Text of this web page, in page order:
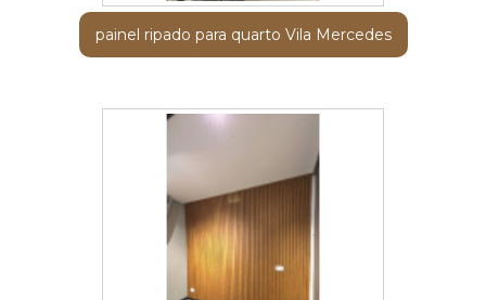
painel ripado para quarto Vila Mercedes